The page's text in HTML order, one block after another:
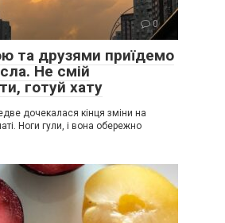
0
та друзями приїдемо
Не смій
готуй хату
дочекалася кінця зміни на
Ноги гули, і вона обережно